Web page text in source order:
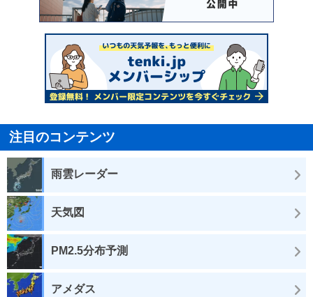
注目のコンテンツ
雨雲レーダー
天気図
PM2.5分布予測
アメダス